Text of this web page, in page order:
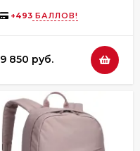
+493 БАЛЛОВ!
9 850 руб.